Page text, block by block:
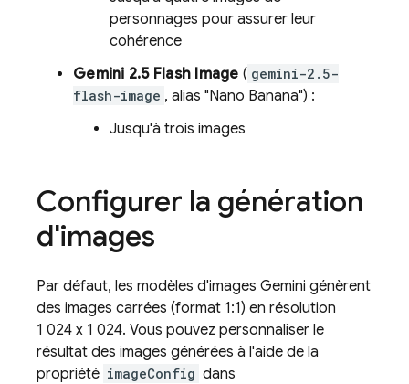
personnages pour assurer leur
cohérence
Gemini 2.5 Flash Image ( gemini-2.5-
flash-image , alias "Nano Banana") :
Jusqu'à trois images
Configurer la génération
d'images
Par défaut, les modèles d'images Gemini génèrent
des images carrées (format 1:1) en résolution
1 024 x 1 024. Vous pouvez personnaliser le
résultat des images générées à l'aide de la
propriété imageConfig dans